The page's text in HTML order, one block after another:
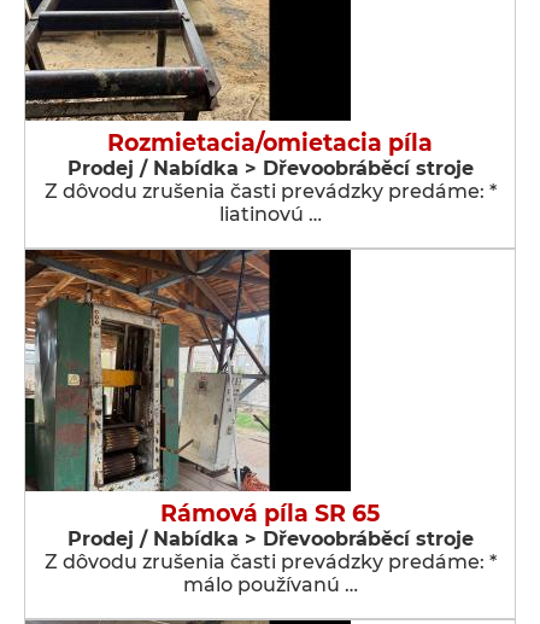
Rozmietacia/omietacia píla
Prodej / Nabídka > Dřevoobráběcí stroje
Z dôvodu zrušenia časti prevádzky predáme: *
liatinovú …
Rámová píla SR 65
Prodej / Nabídka > Dřevoobráběcí stroje
Z dôvodu zrušenia časti prevádzky predáme: *
málo používanú …